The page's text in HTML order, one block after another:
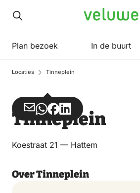
Veluwe
Plan bezoek In de buurt
Locaties Tinneplein
Deel
via
Deel
via
Deel
op
Deel
op
Tinneplein
Koestraat 21 — Hattem
Over Tinneplein